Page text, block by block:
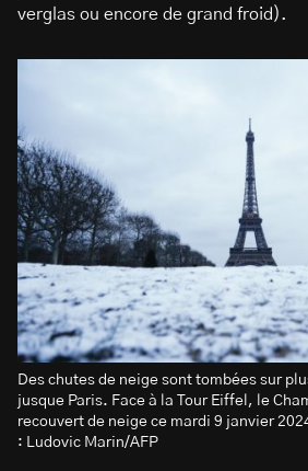
verglas ou encore de grand froid).
Des chutes de neige sont tombées sur
jusque Paris. Face à la Tour Eiffel, le
recouvert de neige ce mardi 9 janvier
: Ludovic Marin/AFP